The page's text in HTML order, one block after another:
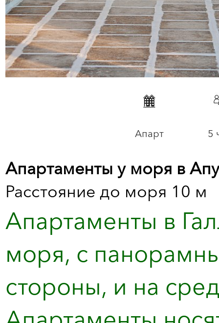
Апарт 5
Апартаменты у моря в
Расстояние до моря 10 м
Апартаменты в
моря, с
стороны, и на